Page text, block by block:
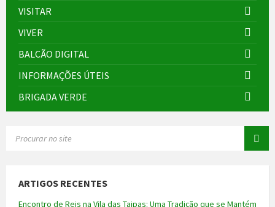
VISITAR
VIVER
BALCÃO DIGITAL
INFORMAÇÕES ÚTEIS
BRIGADA VERDE
ARTIGOS RECENTES
Encontro de Reis na Vila das Taipas: Uma Tradição que se Mantém